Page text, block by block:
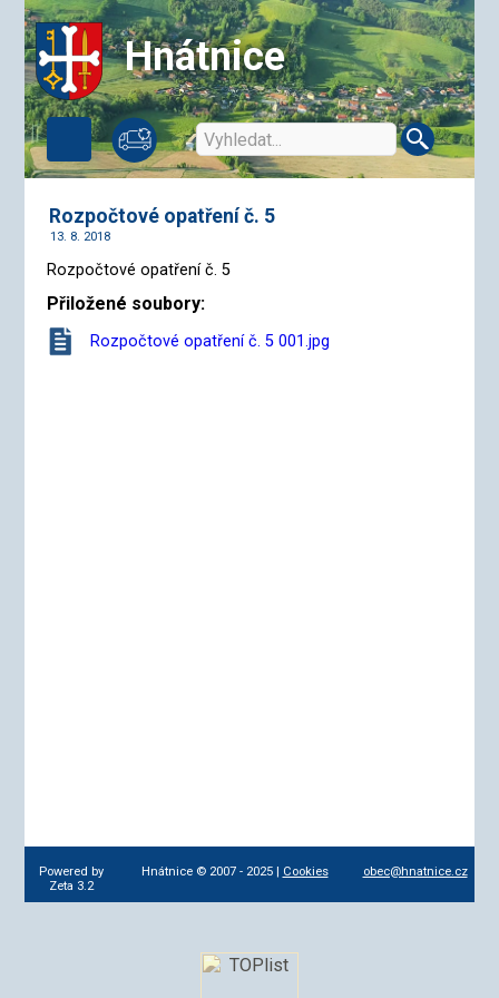
Hnátnice
Rozpočtové opatření č. 5
13. 8. 2018
Rozpočtové opatření č. 5
Přiložené soubory:
Rozpočtové opatření č. 5 001.jpg
Powered by
Zeta 3.2
Hnátnice © 2007 - 2025 | Cookies obec@hnatnice.cz